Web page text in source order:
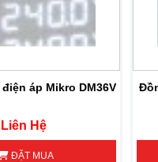
áp Mikro DM36V
Liên Hệ
ĐẶT MUA